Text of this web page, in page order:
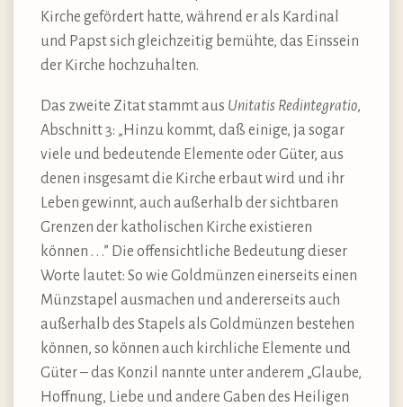
Kirche gefördert hatte, während er als Kardinal
und Papst sich gleichzeitig bemühte, das Einssein
der Kirche hochzuhalten.
Das zweite Zitat stammt aus Unitatis Redintegratio,
Abschnitt 3: „Hinzu kommt, daß einige, ja sogar
viele und bedeutende Elemente oder Güter, aus
denen insgesamt die Kirche erbaut wird und ihr
Leben gewinnt, auch außerhalb der sichtbaren
Grenzen der katholischen Kirche existieren
können . . .” Die offensichtliche Bedeutung dieser
Worte lautet: So wie Goldmünzen einerseits einen
Münzstapel ausmachen und andererseits auch
außerhalb des Stapels als Goldmünzen bestehen
können, so können auch kirchliche Elemente und
Güter – das Konzil nannte unter anderem „Glaube,
Hoffnung, Liebe und andere Gaben des Heiligen